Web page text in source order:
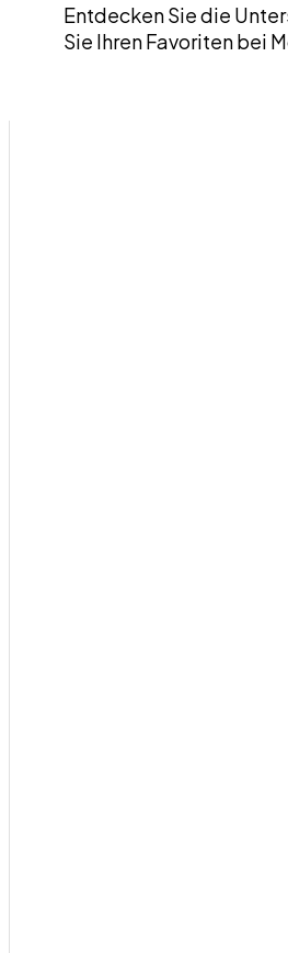
Entdecken Sie die
Sie Ihren Favoriten bei